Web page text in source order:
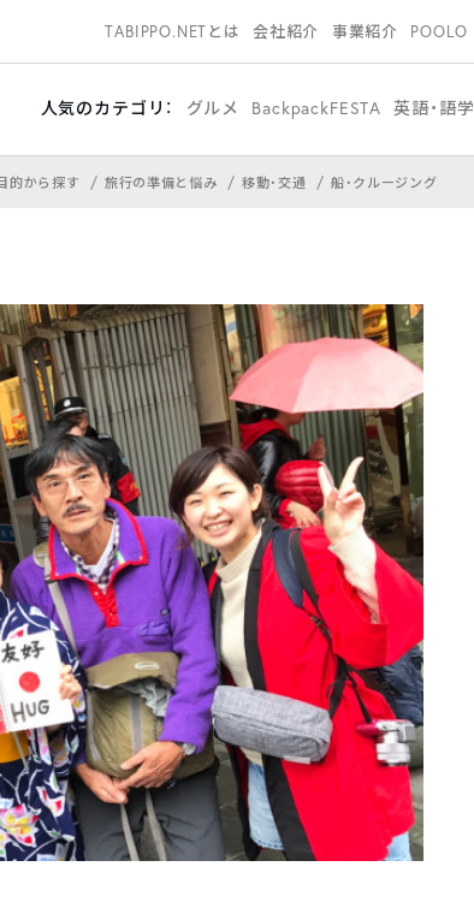
TABIPPO.NETとは 会社紹介 事業紹介 POOLO
人気のカテゴリ： グルメ BackpackFESTA 英語・語学
目的から探す 旅行の準備と悩み 移動・交通 船・クルージング